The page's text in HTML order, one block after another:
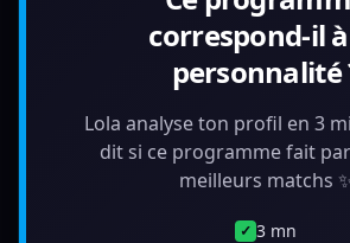
correspond-il
personnalité
Lola analyse ton profil en 3
dit si ce programme fait
meilleurs matchs
✓ 3 mn